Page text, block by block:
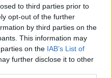
to third parties prior to
opt-out of the further
by third parties on the
This information may
on the IAB’s List of
further disclose it to other